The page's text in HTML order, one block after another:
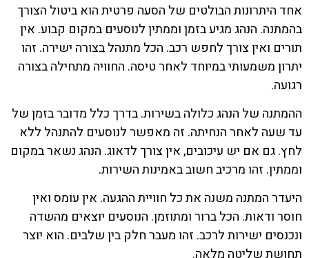
אחד היתרונות הבולטים של הסעה פרטית הוא ביטול הצורך
בהמתנה. הנהג מגיע בזמן וממתין לנוסעים במקום קבוע. אין
תורים ואין צורך לחפש רכב. הכל מתנהל בצורה ישירה. זהו
יתרון משמעותי במיוחד לאחר טיסה. החוויה מתחילה בצורה
רגועה.
ההמתנה של הנהג כלולה בשירות. בדרך כלל מדובר בזמן של
עד שעה לאחר הנחיתה. זה מאפשר לנוסעים להתנהל ללא
לחץ. גם אם יש עיכובים, אין צורך לדאוג. הנהג נשאר במקום
וממתין. זהו מרכיב חשוב באמינות השירות.
היעדר המתנה משנה את כל חוויית ההגעה. אין עומס ואין
חוסר ודאות. הכל ברור ומתוזמן. הנוסעים יוצאים מהשדה
ונכנסים ישירות לרכב. זהו מעבר חלק בין שלבים. הוא יוצר